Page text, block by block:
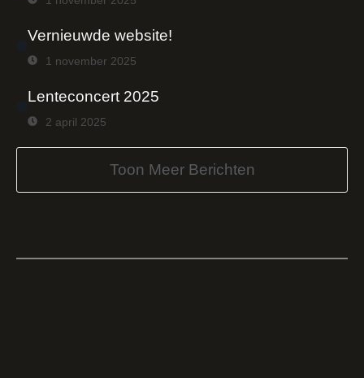
Vernieuwde website!
1 november 2025
Lenteconcert 2025
2 april 2025
Toon Meer Berichten